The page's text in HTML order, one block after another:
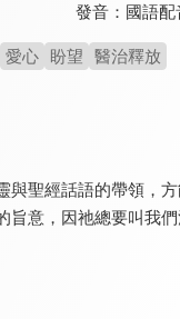
發音： 國語配
愛心 盼望 醫治釋放
與聖經話語的帶領，
意，因祂總要叫我們